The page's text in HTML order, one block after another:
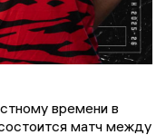
времени в
матч между